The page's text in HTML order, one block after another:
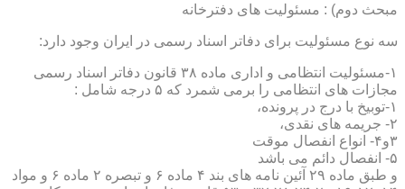
مبحث دوم) : مسئولیت های دفترخانه
سه نوع مسئولیت برای دفاتر اسناد رسمی در ایران وجود دارد:
۱-مسئولیت انتظامی و اداری ماده ۳۸ قانون دفاتر اسناد رسمی
مجازات های انتظامی را برمی شمرد که ۵ درجه شامل :
۱-توبیخ با درج در پرونده،
۲- جریمه های نقدی،
۳و۴- انواع انفصال موقت
۵- انفصال دائم می باشد
و طبق ماده ۲۹ آئین نامه های بند ۴ ماده ۶ و تبصره ۲ ماده ۶ و مواد